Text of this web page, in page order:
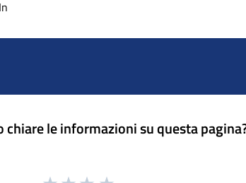
chiare le informazioni su questa